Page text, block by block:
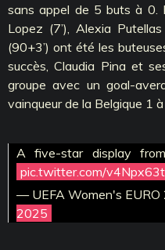
sans appel de 5 buts à 0.
Lopez (7’), Alexia
(90+3’) ont été les
succès, Claudia Pina et
groupe avec un goal-
vainqueur de la Belgique 1 à
A five-star display
pic.twitter.com/
— UEFA Women's
2025